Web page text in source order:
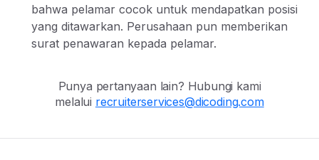
bahwa pelamar cocok untuk mendapatkan posisi
yang ditawarkan. Perusahaan pun memberikan
surat penawaran kepada pelamar.
Punya pertanyaan lain? Hubungi kami
melalui recruiterservices@dicoding.com